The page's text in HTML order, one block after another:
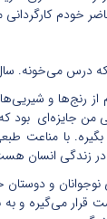
خودم
بوتراب آشنا شده و ازحمایت‌های موسسه از جمله اعطای وام و لوح تقدیرهای اهدایی تشکر
رنج‌ها و
بگیره. با
زندگی انسان
نوجوانان و